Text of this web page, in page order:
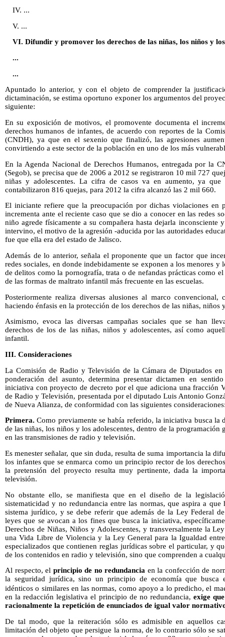
IV. ...
V. ...
VI. Difundir y promover los derechos de las niñas, los niños y los
...
...
Apuntado lo anterior, y con el objeto de comprender la
dictaminación, se estima oportuno exponer los argumentos del
siguiente:
En su exposición de motivos, el promovente documenta el
derechos humanos de infantes, de acuerdo con reportes de la
(CNDH), ya que en el sexenio que finalizó, las agresiones
convirtiendo a este sector de la población en uno de los más
En la Agenda Nacional de Derechos Humanos, entregada por la
(Segob), se precisa que de 2006 a 2012 se registraron 10 mil 727
niñas y adolescentes. La cifra de casos va en aumento, ya
contabilizaron 816 quejas, para 2012 la cifra alcanzó las 2 mil 660.
El iniciante refiere que la preocupación por dichas violaciones en
incrementa ante el reciente caso que se dio a conocer en las redes
niño agrede físicamente a su compañera hasta dejarla inconsciente
intervino, el motivo de la agresión -aducida por las autoridades
fue que ella era del estado de Jalisco.
Además de lo anterior, señala el proponente que un factor que
redes sociales, en donde indebidamente se exponen a los menores
de delitos como la pornografía, trata o de nefandas prácticas como
de las formas de maltrato infantil más frecuente en las escuelas.
Posteriormente realiza diversas alusiones al marco
haciendo énfasis en la protección de los derechos de las niñas, niños
Asimismo, evoca las diversas campañas sociales que se han
derechos de los de las niñas, niños y adolescentes, así como
infantil.
III. Consideraciones
La Comisión de Radio y Televisión de la Cámara de Diputados
ponderación del asunto, determina presentar dictamen en
iniciativa con proyecto de decreto por el que adiciona una fracción
de Radio y Televisión, presentada por el diputado Luis Antonio
de Nueva Alianza, de conformidad con las siguientes
Primera. Como previamente se había referido, la iniciativa busca la
de las niñas, los niños y los adolescentes, dentro de la
en las transmisiones de radio y televisión.
Es menester señalar, que sin duda, resulta de suma importancia la
los infantes que se enmarca como un principio rector de los
la pretensión del proyecto resulta muy pertinente, dada la
televisión.
No obstante ello, se manifiesta que en el diseño de la
sistematicidad y no redundancia entre las normas, que aspira a
sistema jurídico, y se debe referir que además de la Ley Federal
leyes que se avocan a los fines que busca la iniciativa,
Derechos de Niñas, Niños y Adolescentes, y transversalmente la
una Vida Libre de Violencia y la Ley General para la Igualdad
especializados que contienen reglas jurídicas sobre el particular, y
de los contenidos en radio y televisión, sino que comprenden a
Al respecto, el principio de no redundancia en la confección de
la seguridad jurídica, sino un principio de economía que busca
idénticos o similares en las normas, como apoyo a lo predicho, el
en la redacción legislativa el principio de no redundancia,exige
racionalmente la repetición de enunciados de igual valor
De tal modo, que la reiteración sólo es admisible en aquellos
limitación del objeto que persigue la norma, de lo contrario sólo se